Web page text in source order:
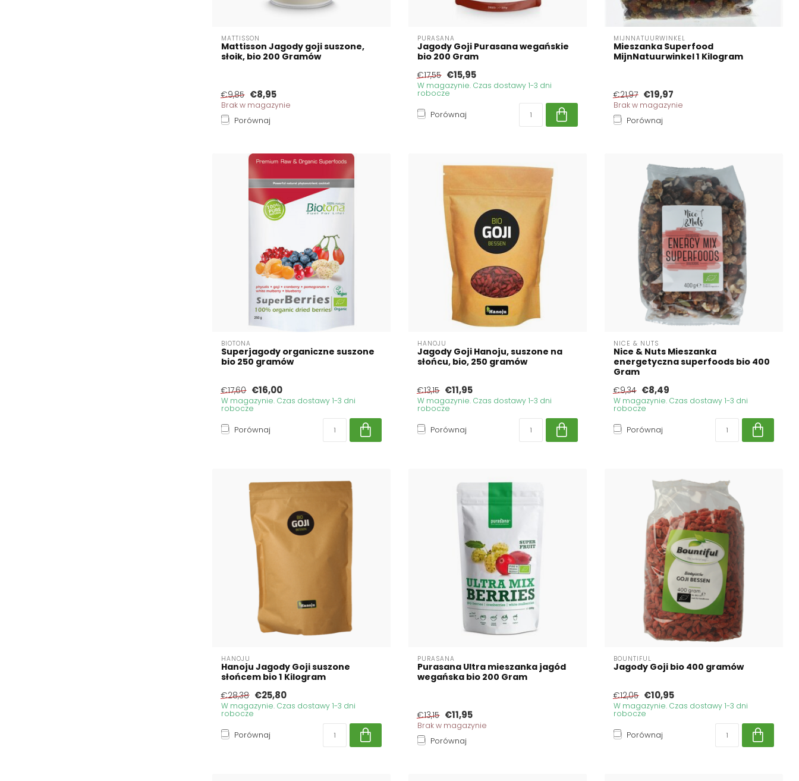
MATTISSON
Mattisson Jagody goji suszone,
słoik, bio 200 Gramów
€9,85 €8,95
Brak w magazynie
Porównaj
PURASANA
Jagody Goji Purasana wegańskie
bio 200 Gram
€17,55 €15,95
W magazynie. Czas dostawy 1-3 dni
robocze
Porównaj
MIJNNATUURWINKEL
Mieszanka Superfood
MijnNatuurwinkel 1 Kilogram
€21,97 €19,97
Brak w magazynie
Porównaj
BIOTONA
Superjagody organiczne suszone
bio 250 gramów
€17,60 €16,00
W magazynie. Czas dostawy 1-3 dni
robocze
Porównaj
HANOJU
Jagody Goji Hanoju, suszone na
słońcu, bio, 250 gramów
€13,15 €11,95
W magazynie. Czas dostawy 1-3 dni
robocze
Porównaj
NICE & NUTS
Nice & Nuts Mieszanka
energetyczna superfoods bio 400
Gram
€9,34 €8,49
W magazynie. Czas dostawy 1-3 dni
robocze
Porównaj
HANOJU
Hanoju Jagody Goji suszone
słońcem bio 1 Kilogram
€28,38 €25,80
W magazynie. Czas dostawy 1-3 dni
robocze
Porównaj
PURASANA
Purasana Ultra mieszanka jagód
wegańska bio 200 Gram
€13,15 €11,95
Brak w magazynie
Porównaj
BOUNTIFUL
Jagody Goji bio 400 gramów
€12,05 €10,95
W magazynie. Czas dostawy 1-3 dni
robocze
Porównaj